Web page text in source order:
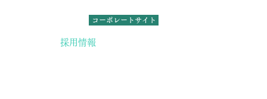
コーポレートサイト
採用情報